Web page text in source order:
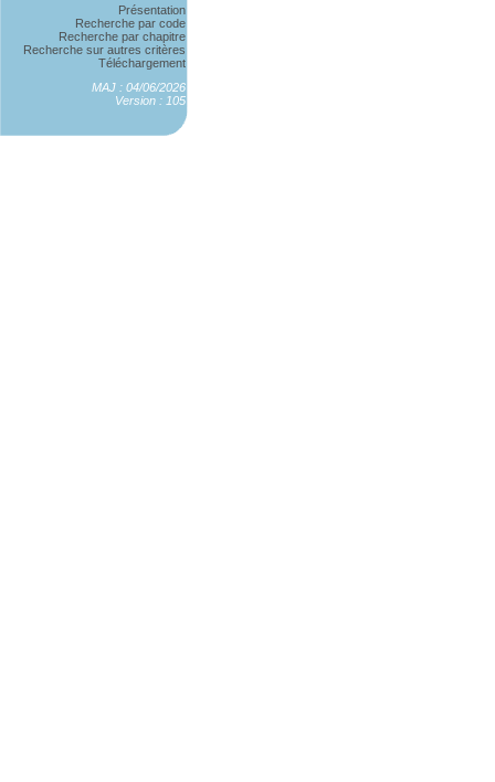
Présentation
Recherche par code
Recherche par chapitre
Recherche sur autres critères
Téléchargement
MAJ : 04/06/2026
Version : 105